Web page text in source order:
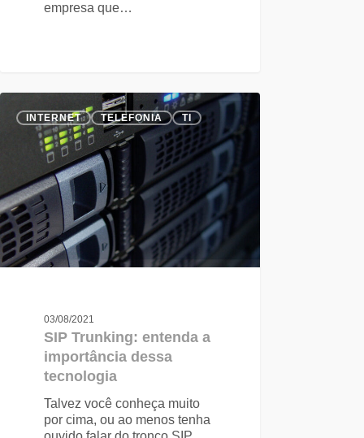
empresa que…
INTERNET TELEFONIA TI
03/08/2021
SIP Trunking: entenda a
importância dessa
tecnologia
Talvez você conheça muito
por cima, ou ao menos tenha